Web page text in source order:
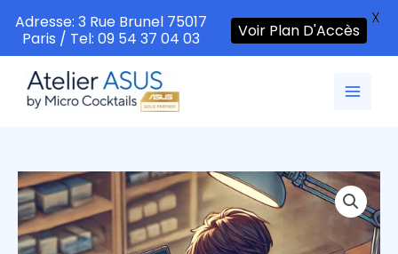
contenu
Adresse: 3 Rue Brunel 75017
Paris / Tel: 09 54 37 04 03
Voir Plan D'Accès
X